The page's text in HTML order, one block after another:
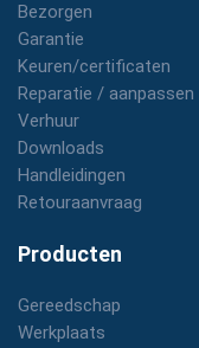
Bezorgen
Garantie
Keuren/certificaten
Reparatie / aanpassen
Verhuur
Downloads
Handleidingen
Retouraanvraag
Producten
Gereedschap
Werkplaats